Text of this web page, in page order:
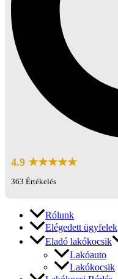
4.9 ★★★★★
363 Értékelés
Rólunk
Elégedett ügyfelek
Eladó lakókocsik
Lakóauto
Lakókocsik